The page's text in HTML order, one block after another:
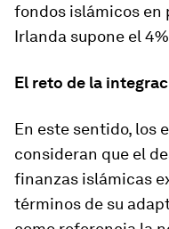
fondos islámicos en
Irlanda supone el
El reto de la
En este sentido, los
consideran que el
finanzas islámicas
términos de su